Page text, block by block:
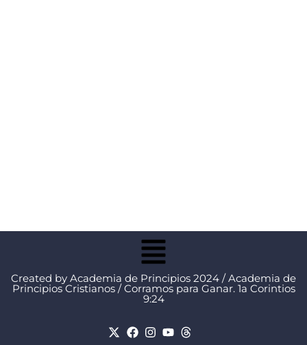
Created by Academia de Principios 2024 / Academia de
Principios Cristianos / Corramos para Ganar. 1a Corintios
9:24